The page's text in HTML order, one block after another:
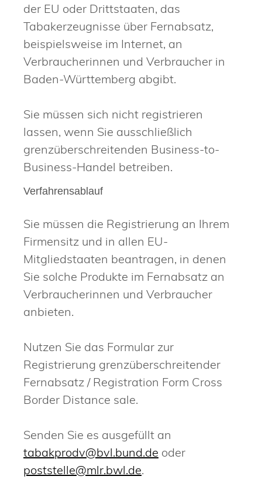
der EU oder Drittstaaten, das
Tabakerzeugnisse über Fernabsatz,
beispielsweise im Internet, an
Verbraucherinnen und Verbraucher in
Baden-Württemberg abgibt.
Sie müssen sich nicht registrieren
lassen, wenn Sie ausschließlich
grenzüberschreitenden Business-to-
Business-Handel betreiben.
Verfahrensablauf
Sie müssen die Registrierung an Ihrem
Firmensitz und in allen EU-
Mitgliedstaaten beantragen, in denen
Sie solche Produkte im Fernabsatz an
Verbraucherinnen und Verbraucher
anbieten.
Nutzen Sie das Formular zur
Registrierung grenzüberschreitender
Fernabsatz / Registration Form Cross
Border Distance sale.
Senden Sie es ausgefüllt an
tabakprodv@bvl.bund.de oder
poststelle@mlr.bwl.de.